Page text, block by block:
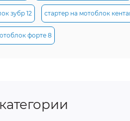
зубр 12 стартер на мотоблок
форте 8